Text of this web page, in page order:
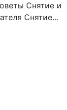
Снятие и
Снятие...